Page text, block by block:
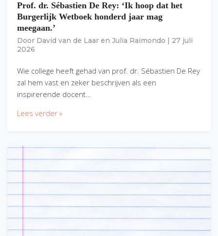
Prof. dr. Sébastien De Rey: ‘Ik hoop dat het
Burgerlijk Wetboek honderd jaar mag
meegaan.’
Door David van de Laar en Julia Raimondo
27 juli
2026
Wie college heeft gehad van prof. dr. Sébastien De Rey
zal hem vast en zeker beschrijven als een
inspirerende docent…
Lees verder »